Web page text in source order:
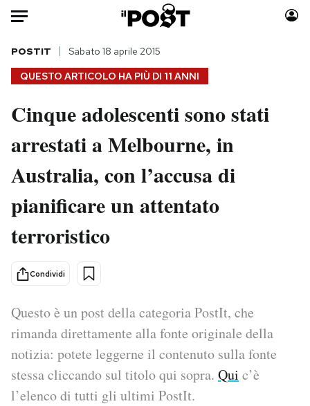
Auto
HOME
Italia
Politica
Tecnologia
Scienza
Cultura
Sport
Moda
Consumismi
Storie/Idee
Media
PODCAST
NEWSLETTER
QUESTO ARTICOLO HA PIÙ DI 11 ANNI
POSTIT Sabato 18 aprile 2015
Cinque adolescenti sono stati
arrestati a Melbourne, in
Australia, con l’accusa di
pianificare un attentato
terroristico
Condividi
Questo è un post della categoria PostIt, che
rimanda direttamente alla fonte originale della
notizia: potete leggerne il contenuto sulla fonte
stessa cliccando sul titolo qui sopra. Qui c’è
l’elenco di tutti gli ultimi PostIt.